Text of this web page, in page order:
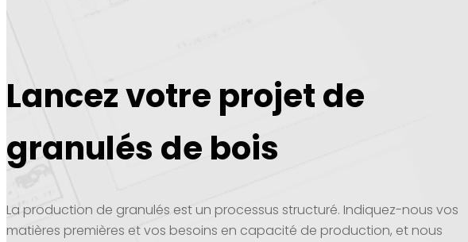
Lancez votre projet de
granulés de bois
La production de granulés est un processus structuré. Indiquez-nous vos
matières premières et vos besoins en capacité de production, et nous